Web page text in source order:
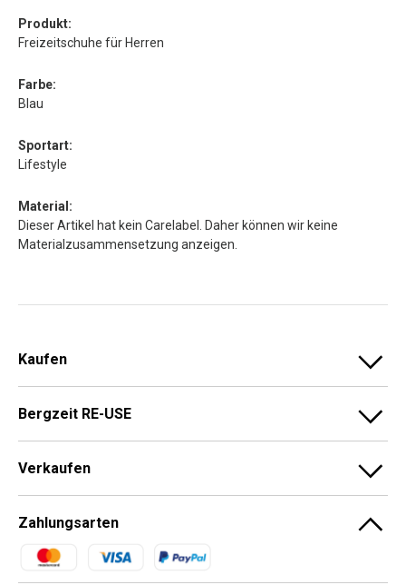
Produkt:
Freizeitschuhe für Herren
Farbe:
Blau
Sportart:
Lifestyle
Material:
Dieser Artikel hat kein Carelabel. Daher können wir keine
Materialzusammensetzung anzeigen.
Kaufen
Bergzeit RE-USE
Verkaufen
Zahlungsarten
Zahlungsmethoden